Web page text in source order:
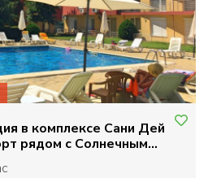
в комплексе Сани Дей
рядом с Солнечным